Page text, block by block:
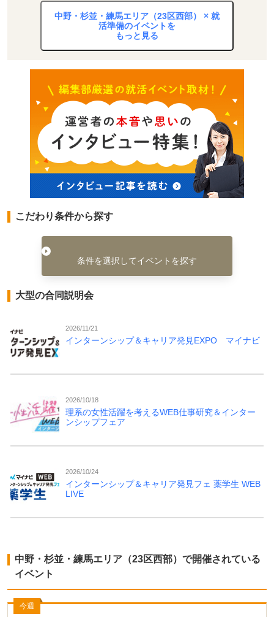
中野・杉並・練馬エリア（23区西部） × 就
活準備のイベントを
もっと見る
こだわり条件から探す
条件を選択してイベントを探す
大型の合同説明会
2026/11/21
インターンシップ＆キャリア発見EXPO マイナビ
2026/10/18
理系の女性活躍を考えるWEB仕事研究＆インター
ンシップフェア
2026/10/24
インターンシップ＆キャリア発見フェ 薬学生 WEB
LIVE
中野・杉並・練馬エリア（23区西部）で開催されている
イベント
今週